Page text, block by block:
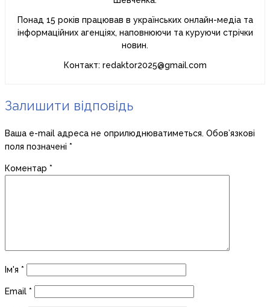
Понад 15 років працював в українських онлайн-медіа та
інформаційних агенціях, наповнюючи та куруючи стрічки
новин.
Контакт: redaktor2025@gmail.com
Залишити відповідь
Ваша e-mail адреса не оприлюднюватиметься. Обов’язкові
поля позначені *
Коментар *
Ім'я *
Email *